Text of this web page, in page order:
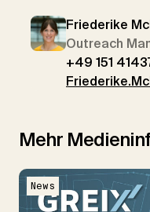
Friederike
Outreach
+49 151
Mehr
News